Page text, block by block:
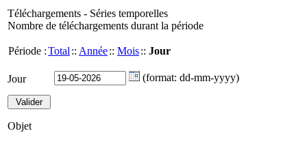
Téléchargements - Séries temporelles
Nombre de téléchargements durant la période
Période :Total :: Année:: Mois:: Jour
Jour (format: dd-mm-yyyy)
Objet